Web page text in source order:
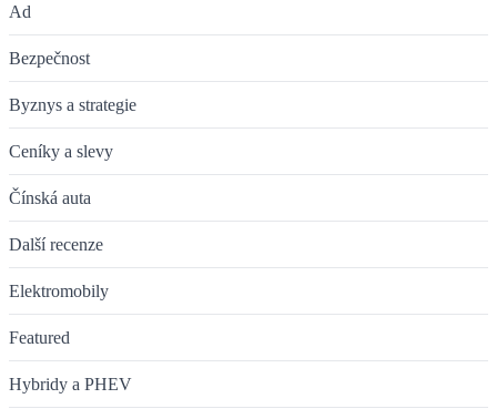
Ad
Bezpečnost
Byznys a strategie
Ceníky a slevy
Čínská auta
Další recenze
Elektromobily
Featured
Hybridy a PHEV